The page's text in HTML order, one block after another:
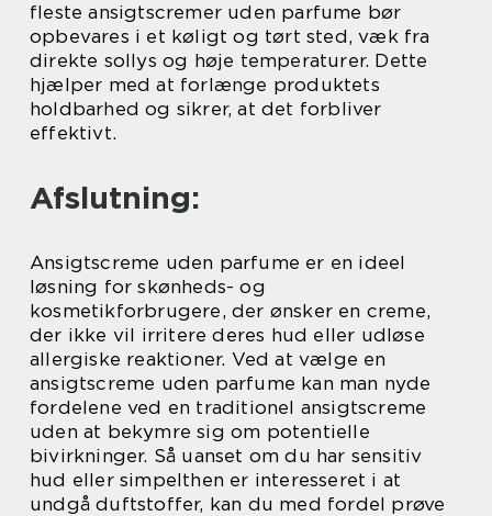
fleste ansigtscremer uden parfume bør
opbevares i et køligt og tørt sted, væk fra
direkte sollys og høje temperaturer. Dette
hjælper med at forlænge produktets
holdbarhed og sikrer, at det forbliver
effektivt.
Afslutning:
Ansigtscreme uden parfume er en ideel
løsning for skønheds- og
kosmetikforbrugere, der ønsker en creme,
der ikke vil irritere deres hud eller udløse
allergiske reaktioner. Ved at vælge en
ansigtscreme uden parfume kan man nyde
fordelene ved en traditionel ansigtscreme
uden at bekymre sig om potentielle
bivirkninger. Så uanset om du har sensitiv
hud eller simpelthen er interesseret i at
undgå duftstoffer, kan du med fordel prøve